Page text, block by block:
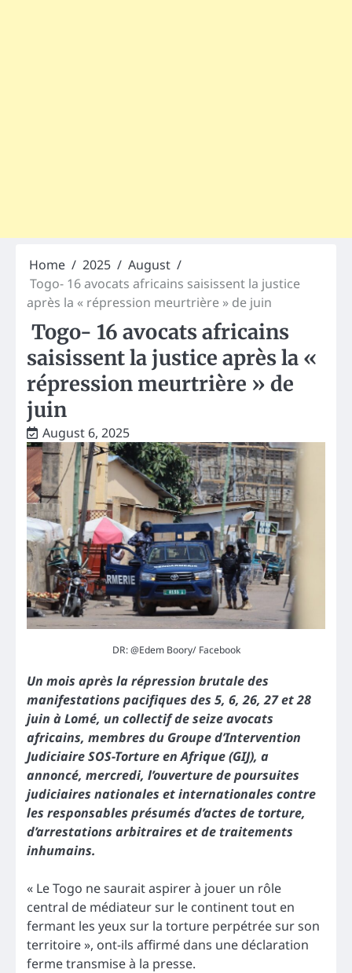
Home 2025
August
Togo- 16 avocats africains saisissent la justice
après la « répression meurtrière » de juin
Togo- 16 avocats africains
saisissent la justice après la «
répression meurtrière » de
juin
August 6, 2025
DR: @Edem Boory/ Facebook
Un mois après la répression brutale des
manifestations pacifiques des 5, 6, 26, 27 et 28
juin à Lomé, un collectif de seize avocats
africains, membres du Groupe d’Intervention
Judiciaire SOS-Torture en Afrique (GIJ), a
annoncé, mercredi, l’ouverture de poursuites
judiciaires nationales et internationales contre
les responsables présumés d’actes de torture,
d’arrestations arbitraires et de traitements
inhumains.
« Le Togo ne saurait aspirer à jouer un rôle
central de médiateur sur le continent tout en
fermant les yeux sur la torture perpétrée sur son
territoire », ont-ils affirmé dans une déclaration
ferme transmise à la presse.